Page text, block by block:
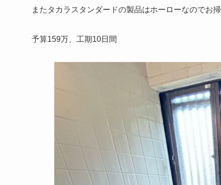
またタカラスタンダードの製品はホーローなのでお
予算159万、工期10日間